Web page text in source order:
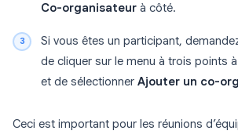
Co-organisateur à côté.
Si vous êtes un participant,
de cliquer sur le menu à trois points
et de sélectionner Ajouter un co-
Ceci est important pour les réunions